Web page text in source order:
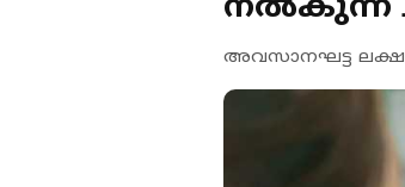
നല്‍കുന്ന
അവസാനഘട്ട